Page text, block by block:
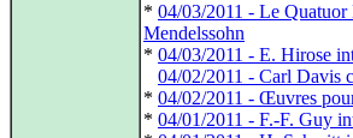
* 04/03/2011 - Le
Mendelssohn
* 04/03/2011 - E. Hirose
04/02/2011 - Carl Davis
* 04/02/2011 - Œuvres
* 04/01/2011 - F.-F. Guy